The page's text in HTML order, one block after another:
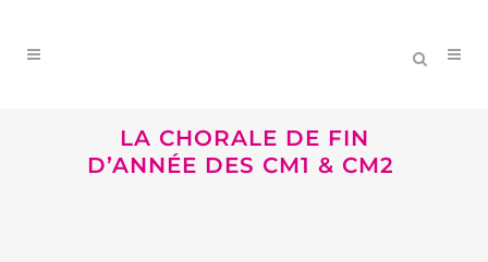
LA CHORALE DE FIN
D’ANNÉE DES CM1 & CM2